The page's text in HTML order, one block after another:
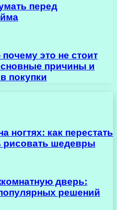
перед
это не стоит
причины и
покупки
ногтях: как перестать
рисовать шедевры
дверь:
решений